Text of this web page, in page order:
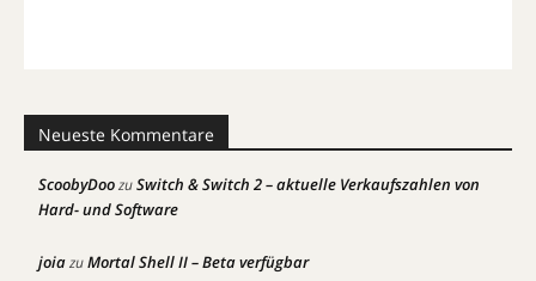
Neueste Kommentare
ScoobyDoozuSwitch & Switch 2 – aktuelle Verkaufszahlen von
Hard- und Software
joiazuMortal Shell II – Beta verfügbar